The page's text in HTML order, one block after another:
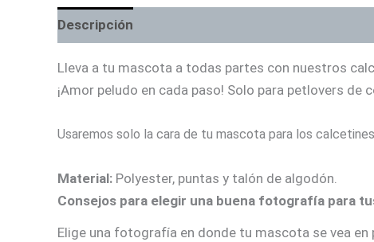
Descripción
Lleva a tu mascota a todas partes con nuestros
¡Amor peludo en cada paso! Solo para petlovers de
Usaremos solo la cara de tu mascota para los
Material: Polyester, puntas y talón de algodón.
Consejos para elegir una buena fotografía para
Elige una fotografía en donde tu mascota se vea